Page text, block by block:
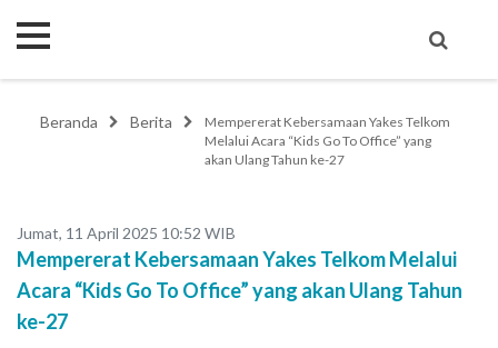
Beranda Berita
Mempererat Kebersamaan Yakes Telkom
Melalui Acara “Kids Go To Office” yang
akan Ulang Tahun ke-27
Jumat, 11 April 2025 10:52 WIB
Mempererat Kebersamaan Yakes Telkom Melalui
Acara “Kids Go To Office” yang akan Ulang Tahun
ke-27